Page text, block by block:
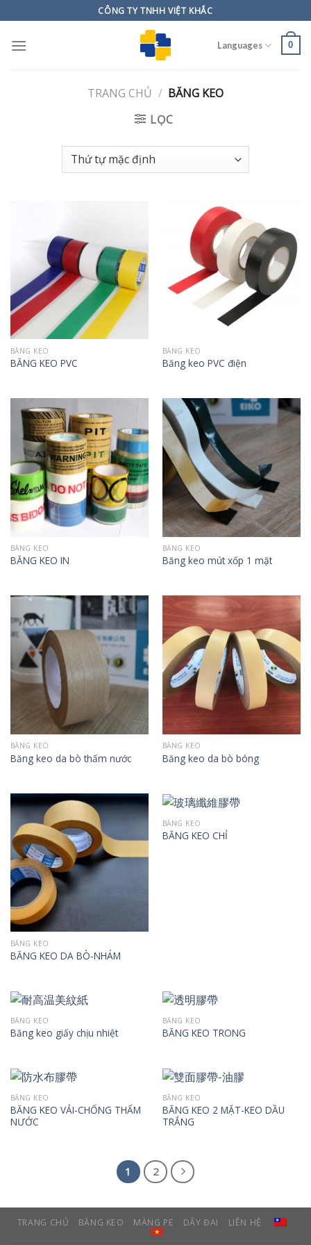
to
content
CÔNG TY TNHH VIỆT KHẮC
Languages 0
TRANG CHỦ / BĂNG KEO
LỌC
BĂNG KEO
BĂNG KEO PVC
BĂNG KEO
Băng keo PVC điện
BĂNG KEO
BĂNG KEO IN
BĂNG KEO
Băng keo mút xốp 1 mặt
BĂNG KEO
Băng keo da bò thấm nước
BĂNG KEO
Băng keo da bò bóng
BĂNG KEO
BĂNG KEO DA BÒ-NHÁM
BĂNG KEO
BĂNG KEO CHỈ
BĂNG KEO
Băng keo giấy chịu nhiệt
BĂNG KEO
BĂNG KEO TRONG
BĂNG KEO
BĂNG KEO VẢI-CHỐNG THẤM
NƯỚC
BĂNG KEO
BĂNG KEO 2 MẶT-KEO DẦU
TRẮNG
1 2
TRANG CHỦ BĂNG KEO MÀNG PE DÂY ĐAI LIÊN HỆ